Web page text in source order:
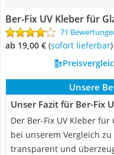
Ber-Fix UV Kleber für
71
ab 19,00 € ( Sofort lieferbar)
Unsere
Unser Fazit für Ber-Fix
Der Ber-Fix UV Kleber
bei unserem Vergleich
transparent und